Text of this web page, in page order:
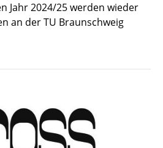
Jahr 2024/25 werden wieder
an der TU Braunschweig